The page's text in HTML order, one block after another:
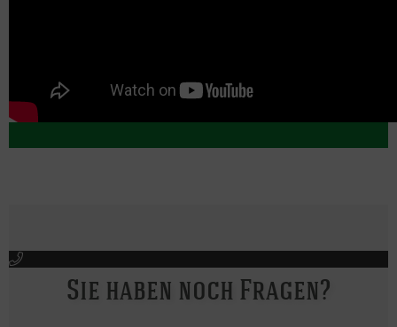
Sie haben noch Fragen?